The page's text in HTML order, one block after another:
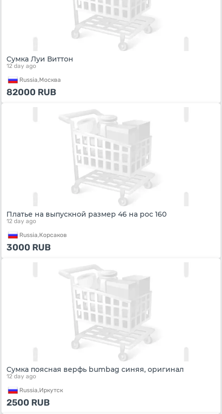
Сумка Луи Виттон
12 day ago
Russia,Москва
82000 RUB
Платье на выпускной размер 46 на рос 160
12 day ago
Russia,Корсаков
3000 RUB
Сумка поясная верфь bumbag синяя, оригинал
12 day ago
Russia,Иркутск
2500 RUB